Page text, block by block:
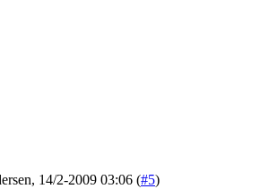
14/2-2009 03:06 (#5)